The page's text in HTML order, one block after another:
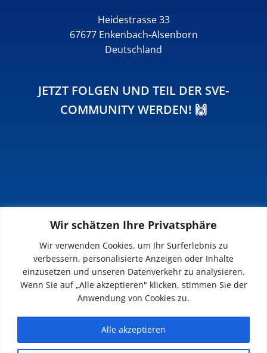
Wir schätzen Ihre Privatsphäre
Wir verwenden Cookies, um Ihr Surferlebnis zu
verbessern, personalisierte Anzeigen oder Inhalte
einzusetzen und unseren Datenverkehr zu analysieren.
Wenn Sie auf „Alle akzeptieren" klicken, stimmen Sie der
Anwendung von Cookies zu.
Alle akzeptieren
Heidestrasse 33
67677 Enkenbach-Alsenborn
Deutschland
JETZT FOLGEN UND TEIL DER SVE-
COMMUNITY WERDEN! 🙌
INFOS
Impressum
Datenschutz
Kontakt